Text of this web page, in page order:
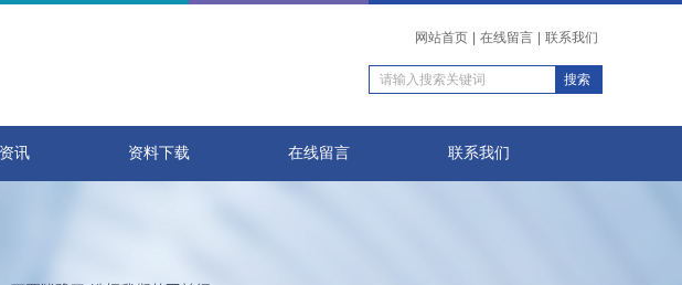
网站首页 在线留言 联系我们
讯 资料下载 在线留言 联系我们